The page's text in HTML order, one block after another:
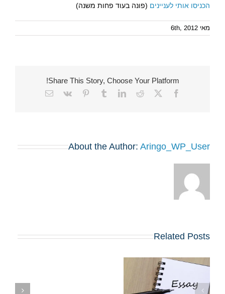
הכניסו אותי לעניינים (פונה בעוד פחות משנה)
מאי 6th, 2012
Share This Story, Choose Your Platform!
Facebook
X
Reddit
LinkedIn
Tumblr
Pinterest
Vk
Email
About the Author: Aringo_WP_User
Related Posts